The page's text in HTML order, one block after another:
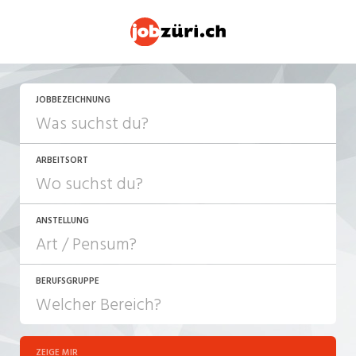
JOBBEZEICHNUNG
ARBEITSORT
ANSTELLUNG
JOB-TYP
Festanstellung
BERUFSGRUPPE
ZEIGE MIR